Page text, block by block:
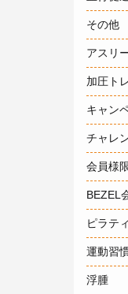
その他
アスリ
加圧ト
キャン
チャレ
会員様
BEZEL
ピラテ
運動習
浮腫